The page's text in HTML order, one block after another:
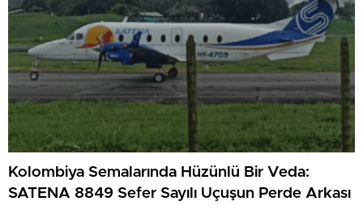
Kolombiya Semalarında Hüzünlü Bir Veda:
SATENA 8849 Sefer Sayılı Uçuşun Perde Arkası